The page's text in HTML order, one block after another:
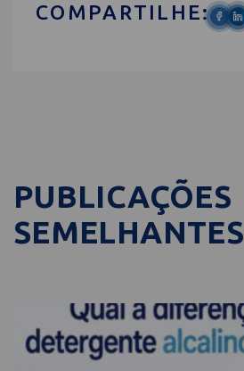
COMPARTILHE:
PUBLICAÇÕES
SEMELHANTES